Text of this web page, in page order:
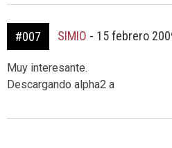
#007 SIMIO - 15 febrero
Muy interesante.
Descargando alpha2 a